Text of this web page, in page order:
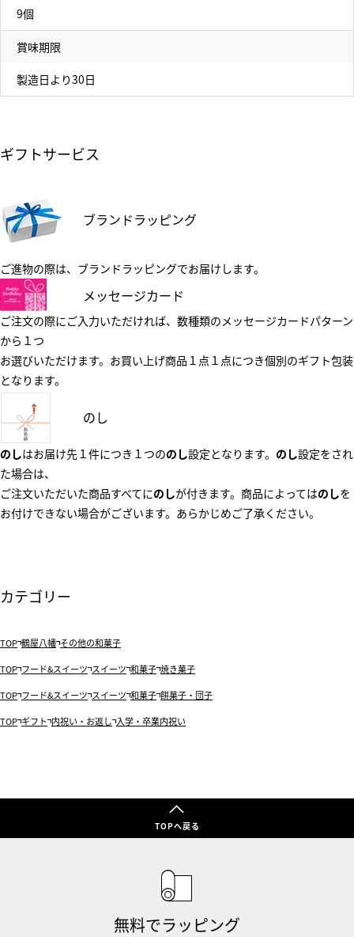
9個
賞味期限
製造日より30日
ギフトサービス
ブランドラッピング
ご進物の際は、ブランドラッピングでお届けします。
メッセージカード
ご注文の際にご入力いただければ、数種類のメッセージカードパターン
から１つ
お選びいただけます。お買い上げ商品１点１点につき個別のギフト包装
となります。
のし
のしはお届け先１件につき１つののし設定となります。 のし設定をされ
た場合は、
ご注文いただいた商品すべてにのしが付きます。商品によってはのしを
お付けできない場合がございます。あらかじめご了承ください。
カテゴリー
TOP 鶴屋八幡 その他の和菓子
TOP フード&スイーツ スイーツ 和菓子 焼き菓子
TOP フード&スイーツ スイーツ 和菓子 餅菓子・団子
TOP ギフト 内祝い・お返し 入学・卒業内祝い
TOPへ戻る
無料でラッピング